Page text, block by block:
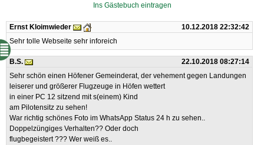
Ins Gästebuch eintragen
Ernst Kloimwieder
10.12.2018 22:32:42
Sehr tolle Webseite sehr inforeich
B.S.
22.10.2018 08:27:14
Sehr schön einen Höfener Gemeinderat, der vehement gegen Landungen
leiserer und größerer Flugzeuge in Höfen wettert
in einer PC 12 sitzend mit s(einem) Kind
am Pilotensitz zu sehen!
War richtig schönes Foto im WhatsApp Status 24 h zu sehen..
Doppelzüngiges Verhalten?? Oder doch
flugbegeistert ??? Wer weiß es..